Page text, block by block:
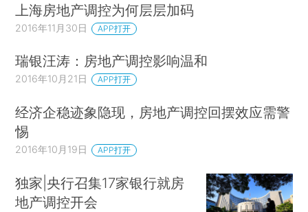
上海房地产调控为何层层加码
2016年11月30日 APP打开
瑞银汪涛：房地产调控影响温和
2016年10月21日 APP打开
经济企稳迹象隐现，房地产调控回摆效应需警
惕
2016年10月19日 APP打开
独家|央行召集17家银行就房
地产调控开会